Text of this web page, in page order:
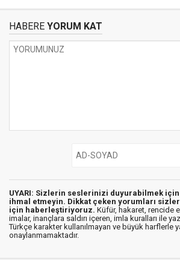
HABERE YORUM KAT
UYARI: Sizlerin seslerinizi duyurabilmek için
ihmal etmeyin. Dikkat çeken yorumları
için haberleştiriyoruz. Küfür, hakaret, rencide
imalar, inançlara saldırı içeren, imla kuralları ile
Türkçe karakter kullanılmayan ve büyük harflerle
onaylanmamaktadır.